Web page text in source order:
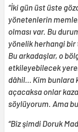
“İki gün üst üste
yönetenlerin
olması var. Bu
yönelik herhangi bir
Bu arkadaşlar, o
etkileyebilecek
dâhil… Kim bunlara
açacaksa onlar
söylüyorum. Ama
“Biz şimdi Doruk